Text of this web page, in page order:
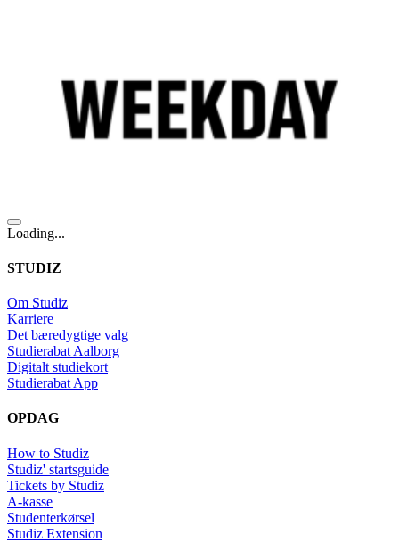
Loading...
STUDIZ
Om Studiz
Karriere
Det bæredygtige valg
Studierabat Aalborg
Digitalt studiekort
Studierabat App
OPDAG
How to Studiz
Studiz' startsguide
Tickets by Studiz
A-kasse
Studenterkørsel
Studiz Extension